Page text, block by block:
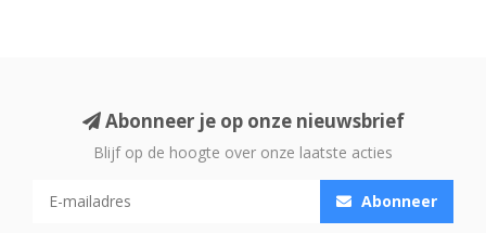
Abonneer je op onze nieuwsbrief
Blijf op de hoogte over onze laatste acties
Abonneer